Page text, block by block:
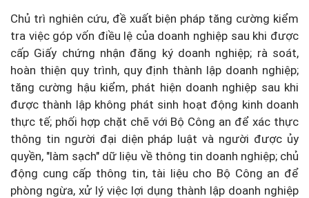
Chủ trì nghiên cứu, đề xuất biện pháp tăng cường kiểm
tra việc góp vốn điều lệ của doanh nghiệp sau khi được
cấp Giấy chứng nhận đăng ký doanh nghiệp; rà soát,
hoàn thiện quy trình, quy định thành lập doanh nghiệp;
tăng cường hậu kiểm, phát hiện doanh nghiệp sau khi
được thành lập không phát sinh hoạt động kinh doanh
thực tế; phối hợp chặt chẽ với Bộ Công an để xác thực
thông tin người đại diện pháp luật và người được ủy
quyền, "làm sạch" dữ liệu về thông tin doanh nghiệp; chủ
động cung cấp thông tin, tài liệu cho Bộ Công an để
phòng ngừa, xử lý việc lợi dụng thành lập doanh nghiệp